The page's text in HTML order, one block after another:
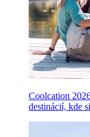
Coolcation
destinácií, kde